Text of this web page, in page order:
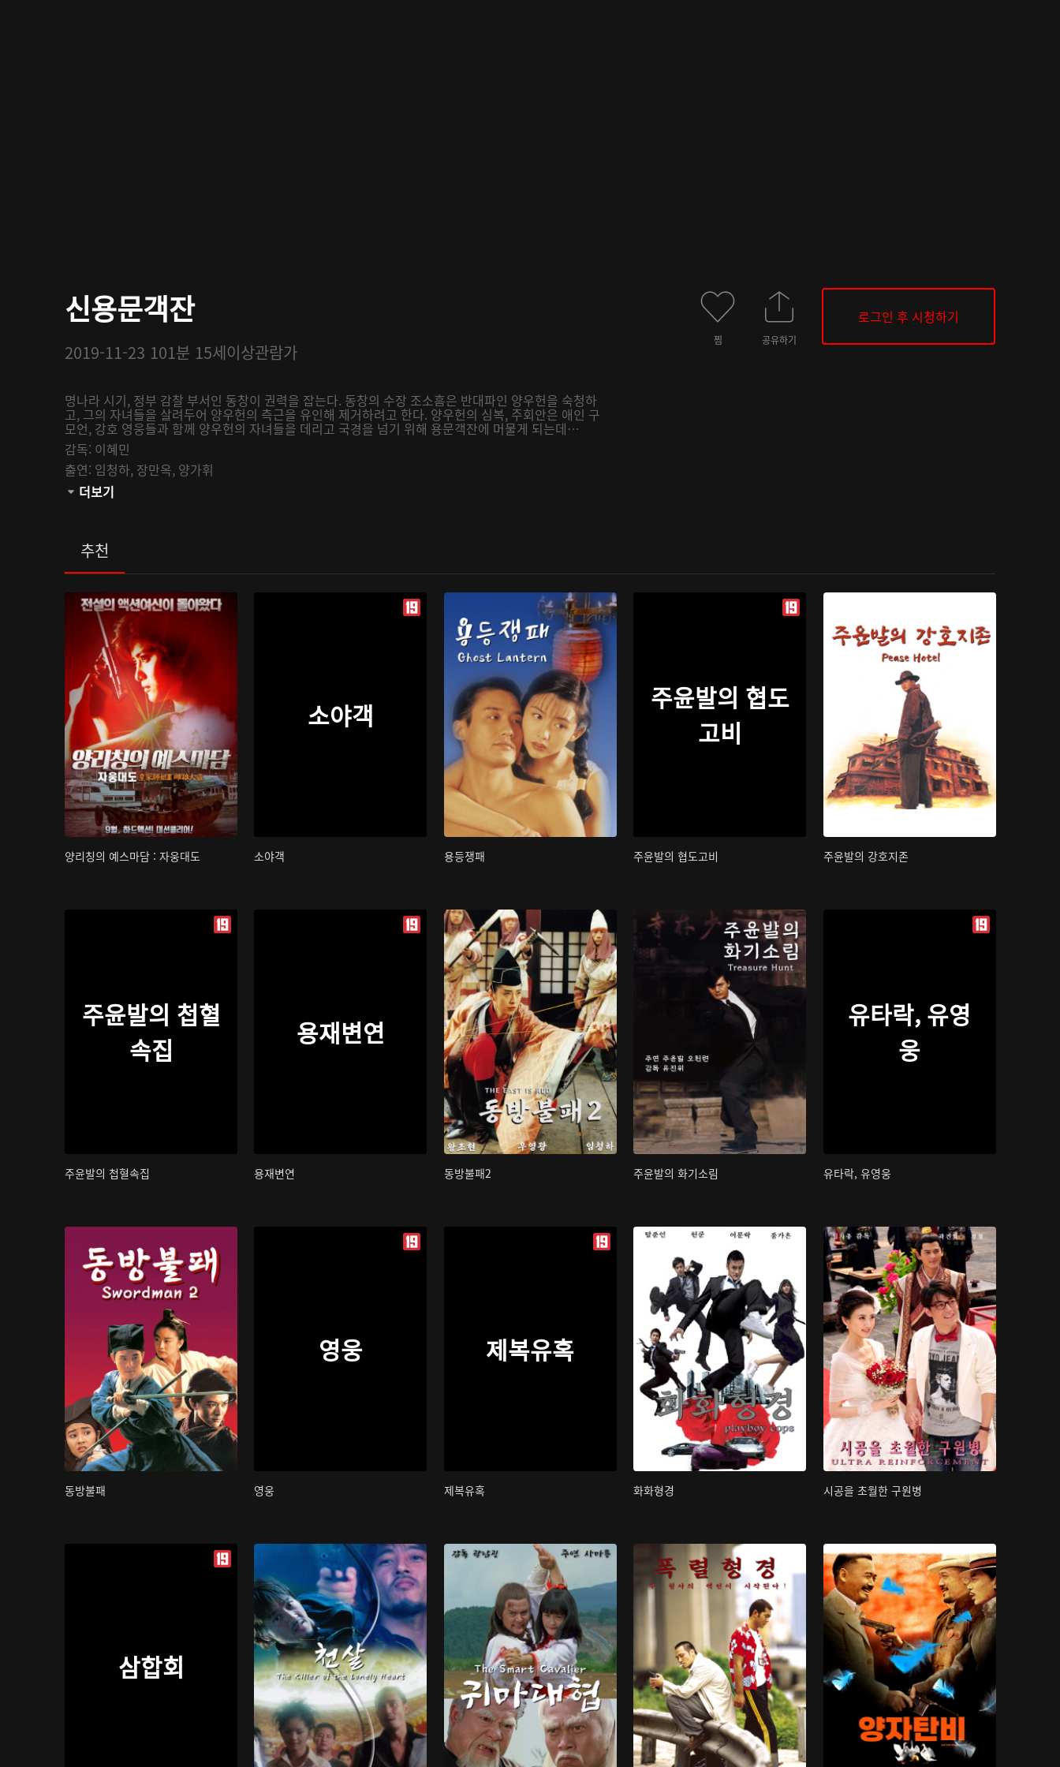
신용문객잔
2019-11-23 101분 15세이상관람가
명나라 시기, 정부 감찰 부서인 동창이 권력을 잡는다. 동창의 수장 조소흠은 반대파인 양우헌을 숙청하
고, 그의 자녀들을 살려두어 양우헌의 측근을 유인해 제거하려고 한다. 양우헌의 심복, 주회안은 애인 구
모언, 강호 영웅들과 함께 양우헌의 자녀들을 데리고 국경을 넘기 위해 용문객잔에 머물게 되는데…
감독: 이혜민
출연: 임청하, 장만옥, 양가휘
관람등급:
더보기
찜 공유하기
로그인 후 시청하기
추천
양리칭의 예스마담 : 자웅대도
소야객
소야객 용등쟁패
주윤발의 협도
고비
주윤발의 협도고비 주윤발의 강호지존
주윤발의 첩혈
속집
주윤발의 첩혈속집
용재변연
용재변연 동방불패2 주윤발의 화기소림
유타락, 유영
웅
유타락, 유영웅
동방불패
영웅
영웅
제복유혹
제복유혹 화화형경 시공을 초월한 구원병
삼합회